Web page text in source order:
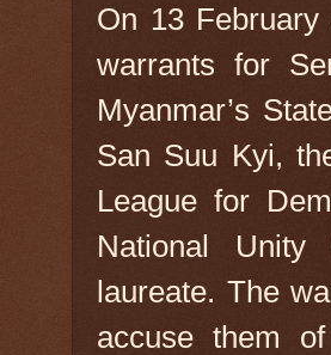
On 13
warrants for
Myanmar’s
San Suu Kyi,
League for
National Unity
laureate. The
accuse them